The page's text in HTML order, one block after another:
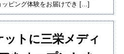
ッピング体験をお届けでき […]
ットに三栄メディ